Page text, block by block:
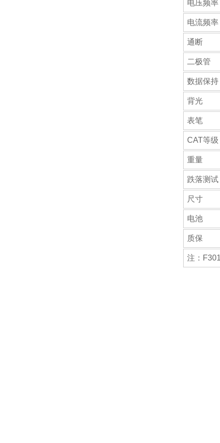
电压频率
电流频率
通断
二极管
数据保持
背光
表笔
CAT等级
重量
跌落测试
尺寸
电池
质保
注：